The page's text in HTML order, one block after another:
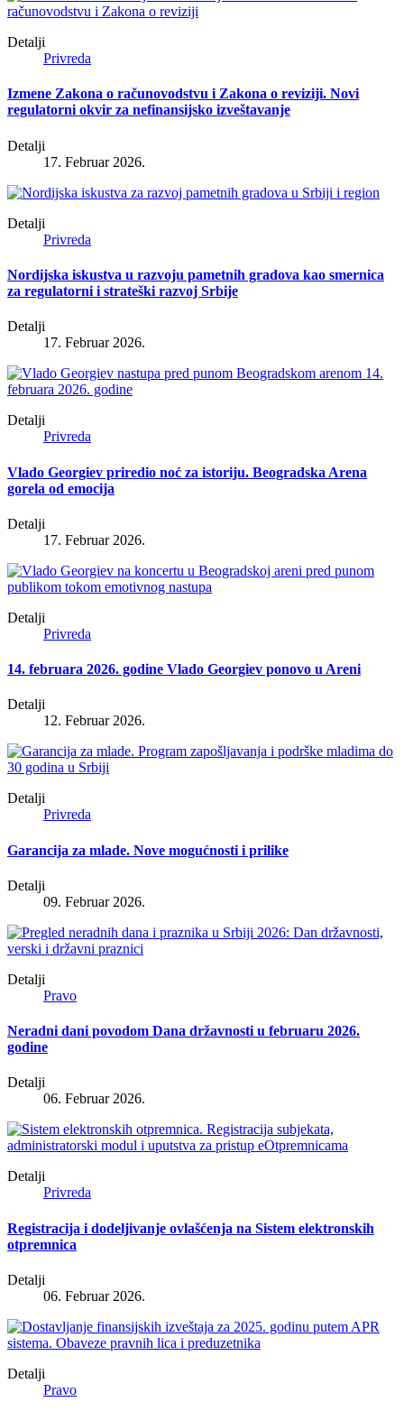
Detalji
Privreda
Izmene Zakona o računovodstvu i Zakona o reviziji. Novi
regulatorni okvir za nefinansijsko izveštavanje
Detalji
17. Februar 2026.
Detalji
Privreda
Nordijska iskustva u razvoju pametnih gradova kao smernica
za regulatorni i strateški razvoj Srbije
Detalji
17. Februar 2026.
Detalji
Privreda
Vlado Georgiev priredio noć za istoriju. Beogradska Arena
gorela od emocija
Detalji
17. Februar 2026.
Detalji
Privreda
14. februara 2026. godine Vlado Georgiev ponovo u Areni
Detalji
12. Februar 2026.
Detalji
Privreda
Garancija za mlade. Nove mogućnosti i prilike
Detalji
09. Februar 2026.
Detalji
Pravo
Neradni dani povodom Dana državnosti u februaru 2026.
godine
Detalji
06. Februar 2026.
Detalji
Privreda
Registracija i dodeljivanje ovlašćenja na Sistem elektronskih
otpremnica
Detalji
06. Februar 2026.
Detalji
Pravo